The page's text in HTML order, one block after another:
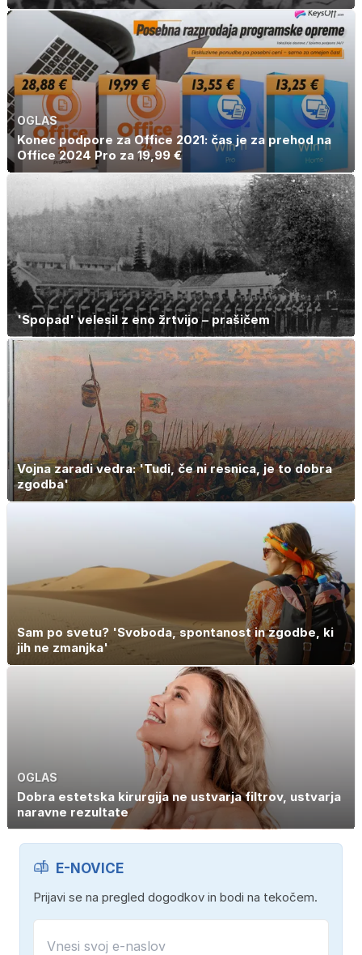
OGLAS
Konec podpore za Office 2021: čas je za prehod na
Office 2024 Pro za 19,99 €
'Spopad' velesil z eno žrtvijo – prašičem
Vojna zaradi vedra: 'Tudi, če ni resnica, je to dobra
zgodba'
Sam po svetu? 'Svoboda, spontanost in zgodbe, ki
jih ne zmanjka'
OGLAS
Dobra estetska kirurgija ne ustvarja filtrov, ustvarja
naravne rezultate
E-NOVICE
Prijavi se na pregled dogodkov in bodi na tekočem.